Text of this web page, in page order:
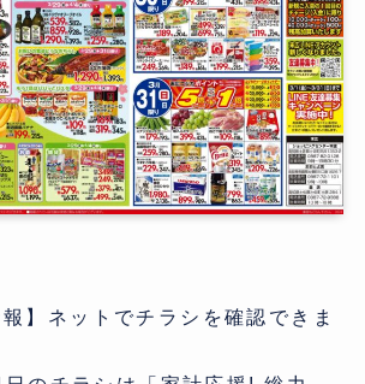
報】ネットでチラシを確認できま